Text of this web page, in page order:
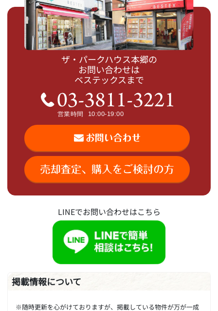
ザ・パークハウス本郷の
お問い合わせは
ベステックスまで
LINEでお問い合わせはこちら
掲載情報について
※随時更新を心がけておりますが、掲載している物件が万が一成